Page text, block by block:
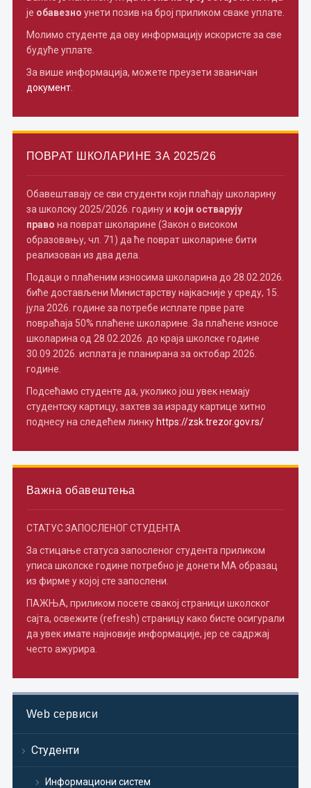
је обавезно унети позив на број приликом сваке уплате.
Молимо студенте да ову информацију искористе за све
будуће уплате.
За више информација, можете преузети званичан
документ.
ПОВРАТ ШКОЛАРИНЕ ЗА 2025/26
Обавештавају се сви студенти који плаћају школарину
за школску 2025/2026. годину и који остварују
право на поврат школарине (Закон о високом
образовању, чл. 71) да ће поврат школарине бити
реализован из два дела.
Подаци о плаћеним износима школарина до 28.02.2026.
биће достављени Министарству најкасније у среду, 15.
јула 2026. године за потребе исплате прве рате
повраћаја 50% плаћене школарине. За плаћене износе
школарина од 28.02.2026. до краја школске године
30.09.2026. исплата је планирана за октобар 2026.
године.
Подсећамо студенте да, уколико још увек немају
студентску картицу, захтев за израду картице хитно
поднесу на следећем линку https://zsk.trezor.gov.rs/
Важна обавештења
СТАТУС ЗАПОСЛЕНОГ СТУДЕНТА
За стицање статуса запосленог студента приликом
уписа школске године потребно je донети МА образац
из фирме у којој сте запослени.
ПАЖЊА, приликом посете свакој страници школског
сајта, освежите (refresh) страницу како бисте осигурали
да увек имате најновије информације, јер се садржај
често ажурира.
Web сервиси
Студенти
Информациони систем